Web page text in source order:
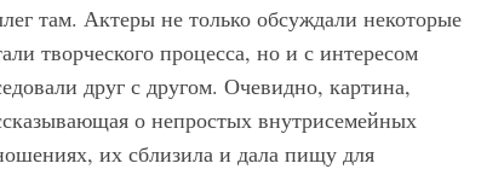
там. Актеры не только обсуждали некоторые
творческого процесса, но и с интересом
друг с другом. Очевидно, картина,
о непростых внутрисемейных
их сблизила и дала пищу для
женские
чтобы
Мода
Коричневые женские брюки –
как подобрать идеальный